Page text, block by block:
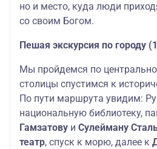
но и место, куда люди
со своим Богом.
Пешая экскурсия по городу
Мы пройдемся по
столицы спустимся к
По пути маршрута увидим:
национальную библиотеку,
Гамзатову и Сулейману
театр, спуск к морю, далее к